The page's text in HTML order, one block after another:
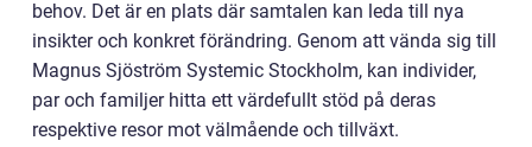
behov. Det är en plats där samtalen kan leda till nya
insikter och konkret förändring. Genom att vända sig till
Magnus Sjöström Systemic Stockholm, kan individer,
par och familjer hitta ett värdefullt stöd på deras
respektive resor mot välmående och tillväxt.